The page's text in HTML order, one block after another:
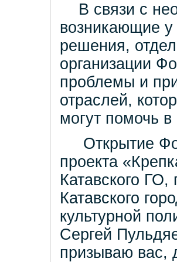
В связи с
возникающие
решения,
организации
проблемы и
отраслей,
могут помочь
Открытие
проекта
Катавского
Катавского
культурной
Сергей
призываю вас,